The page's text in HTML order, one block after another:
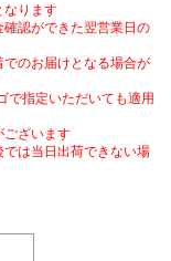
なります
認ができた翌営業日の
のお届けとなる場合が
で指定いただいても適用
ざいます
は当日出荷できない場